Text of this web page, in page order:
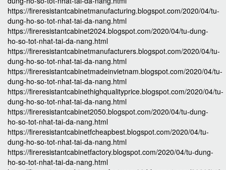
https://fireresistantcabinetmanufacturing.blogspot.com/2020/04/tu-
dung-ho-so-tot-nhat-tai-da-nang.html
https://fireresistantcabinet2024.blogspot.com/2020/04/tu-dung-
ho-so-tot-nhat-tai-da-nang.html
https://fireresistantcabinetmanufacturers.blogspot.com/2020/04/tu-
dung-ho-so-tot-nhat-tai-da-nang.html
https://fireresistantcabinetmadeinvietnam.blogspot.com/2020/04/tu-
dung-ho-so-tot-nhat-tai-da-nang.html
https://fireresistantcabinethighqualityprice.blogspot.com/2020/04/tu-
dung-ho-so-tot-nhat-tai-da-nang.html
https://fireresistantcabinet2050.blogspot.com/2020/04/tu-dung-
ho-so-tot-nhat-tai-da-nang.html
https://fireresistantcabinetfcheapbest.blogspot.com/2020/04/tu-
dung-ho-so-tot-nhat-tai-da-nang.html
https://fireresistantcabinetfactory.blogspot.com/2020/04/tu-dung-
ho-so-tot-nhat-tai-da-nang.html